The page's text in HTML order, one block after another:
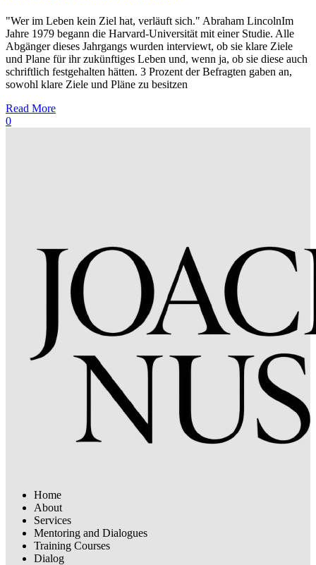
"Wer im Leben kein Ziel hat, verläuft sich." Abraham LincolnIm
Jahre 1979 begann die Harvard-Universität mit einer Studie. Alle
Abgänger dieses Jahrgangs wurden interviewt, ob sie klare Ziele
und Plane für ihr zukünftiges Leben und, wenn ja, ob sie diese auch
schriftlich festgehalten hätten. 3 Prozent der Befragten gaben an,
sowohl klare Ziele und Pläne zu besitzen
Read More
0
Home
About
Services
Mentoring and Dialogues
Training Courses
Dialog